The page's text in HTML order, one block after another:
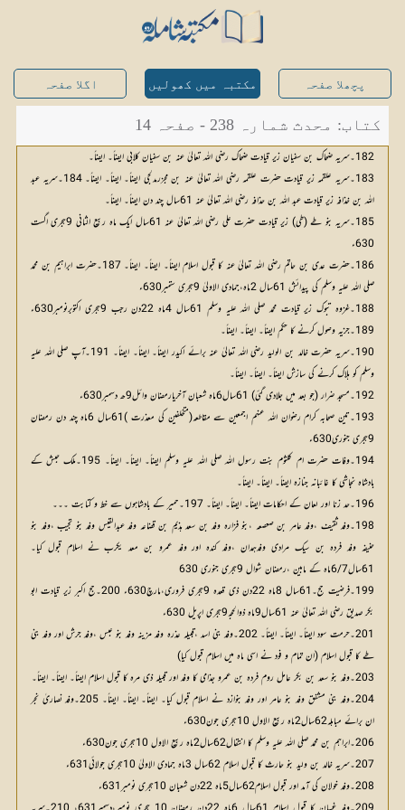
پچھلا صفحہ مکتبہ میں کھولیں اگلا صفحہ
کتاب: محدث شمارہ 238 - صفحہ 14
182۔سریہ ضحاک بن سفیان زیر قیادت ضحاک رضی اللہ تعالیٰ عنہ بن سفیان کلابی ایضاً۔ ایضاً۔
183۔سریہ علقمہ زیر قیادت حضرت علقمہ رضی اللہ تعالیٰ عنہ بن مجزرمدلجی ایضاً۔ ایضاً۔ ایضاً۔ 184۔سریہ عبد
اللہ بن خذافہ زیر قیادت عبد اللہ بن حذافہ رضی اللہ تعالیٰ عنہ 61سال چند دن ایضاً۔ ایضاً۔
185۔سریہ بنو طے (طی) زیر قیادت حضرت علی رضی اللہ تعالیٰ عنہ 61سال ایک ماہ ربیع الثانی 9ہجری اگست
630ء
186۔حضرت عدی بن حاتم رضی اللہ تعالیٰ عنہ کا قبول اسلام ایضاً۔ ایضاً۔ ایضاً۔ 187۔حضرت ابراہیم بن محمد
صلی اللہ علیہ وسلم کی پیدائش 61سال 2ماہ،جمادی الاولیٰ 9ہجری ستمبر630ء
188۔غزوہ تبوک زیر قیادت محمد صلی اللہ علیہ وسلم 61سال 4ماہ 22دن رجب 9ہجری اکتوبرنومبر630ء
189۔جزیہ وصول کرنے کا حکم ایضاً۔ ایضاً۔ ایضاً۔
190۔سریہ حضرت خالد بن الولید رضی اللہ تعالیٰ عنہ برائے اکیدر ایضاً۔ ایضاً۔ ایضاً۔ 191۔آپ صلی اللہ علیہ
وسلم کو ہلاک کرنے کی سازش ایضاً۔ ایضاً۔ ایضاً۔
192۔مسجد ضرار (جو بعد میں جلادی گئی) 61سال6ماہ شعبان آخریارمضان وائل9ھ دسمبر630ء
193۔تین صحابہ کرام رضوان اللہ عنہم اجمعین سے مقاطعہ(متخلفین کی معذرت )61سال 6ماہ چند دن رمضان
9ہجری جنوری630ء
194۔وفات حضرت ام کلثوم بنت رسول اللہ صلی اللہ علیہ وسلم ایضاً۔ ایضاً۔ ایضاً۔ 195۔ملک حبش کے
بادشاہ نجاشی کا غائبانہ جنازہ ایضاً۔ ایضاً۔ ایضاً۔
196۔حد زنا اور لعان کے احکامات ایضاً۔ ایضاً۔ ایضاً۔ 197۔حمیر کے بادشاہوں سے خط و کتابت ۔۔۔
198۔وفد ثقیف ،وفد عامر بن صعصعہ ،بنو فزارہ وفد بن سعد ہذیم بن قضاعہ وفد عبدالقیس وفد بنو تجیب ،وفد بنو
حنیفہ وفد فردہ بن سیک مرادی وفدہمدان ،وفد کندہ اور وفد عمرو بن معد یکرب نے اسلام قبول کیا۔
61سال6/7ماہ کے مابین ،رمضان شوال 9ہجری جنوری 630
199۔فرضیت حج۔61سال 8ماہ 22دن ذی قعدہ 9ہجری فروری،مارچ630ء 200۔حج اکبر زیر قیادت ابو
بکر صدیق رضی اللہ تعالیٰ عنہ 61سال9ماہ ذوالحجہ9ہجری اپریل 630ء
201۔حرمت سود ایضاً۔ ایضاً۔ ایضاً۔ 202۔وفد بنی اسد ،قبیلہ عذرہ وفد مزینہ وفد بنو عبس ،وفد جرش اور وفد بنی
طے کا قبول اسلام (ان تمام و فود نے اسی ماہ میں اسلام قبول کیا)
203۔وفد بنو سعد بن بکر عامل روم فردہ بن عمرو جذامی کا وفد اور قبیلہ ذی مرہ کا قبول اسلام ایضاً۔ ایضاً۔ ایضاً۔
204۔وفد بنی مشفق وفد بنو عامر اور وفد بنوازد نے اسلام قبول کیا۔ ایضاً۔ ایضاً۔ ایضاً۔ 205۔وفد نصاریٰ نجر
ان برائے مباہلہ62سال2ماہ ربیع الاول 10ہجری جون630ء
206۔ابراہم بن محمد صلی اللہ علیہ وسلم کا انتقال62سال2ماہ ربیع الاول 10ہجری جون630ء
207۔سریہ خالد بن ولید بنو حارث کا قبول اسلام 62سال 3ماہ جمادی الاولیٰ 10ہجری جولائی631ء
208۔وفد خولان کی آمد اور قبول اسلام62سال5ماہ 22دن شعبان 10ہجری نومبر631ء